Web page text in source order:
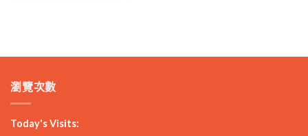
瀏覽次數
Today's Visits: